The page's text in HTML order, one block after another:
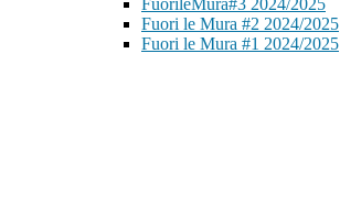
FuorileMura#3 2024/2025
Fuori le Mura #2 2024/2025
Fuori le Mura #1 2024/2025